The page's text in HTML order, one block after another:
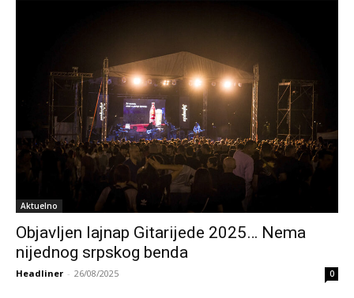
Aktuelno
Objavljen lajnap Gitarijede 2025… Nema
nijednog srpskog benda
Headliner - 26/08/2025 0